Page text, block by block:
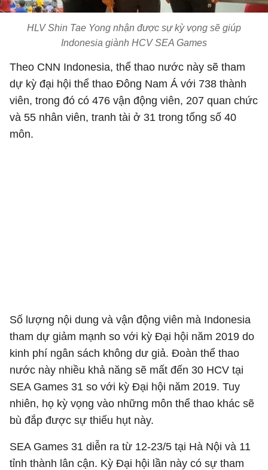
HLV Shin Tae Yong nhận được sự kỳ vọng sẽ giúp
Indonesia giành HCV SEA Games
Theo CNN Indonesia, thể thao nước này sẽ tham
dự kỳ đại hội thể thao Đông Nam Á với 738 thành
viên, trong đó có 476 vận động viên, 207 quan chức
và 55 nhân viên, tranh tài ở 31 trong tổng số 40
môn.
Số lượng nội dung và vận động viên mà Indonesia
tham dự giảm mạnh so với kỳ Đại hội năm 2019 do
kinh phí ngân sách không dư giả. Đoàn thể thao
nước này nhiều khả năng sẽ mất đến 30 HCV tại
SEA Games 31 so với kỳ Đại hội năm 2019. Tuy
nhiên, họ kỳ vọng vào những môn thể thao khác sẽ
bù đắp được sự thiếu hụt này.
SEA Games 31 diễn ra từ 12-23/5 tại Hà Nội và 11
tỉnh thành lân cận. Kỳ Đại hội lần này có sự tham